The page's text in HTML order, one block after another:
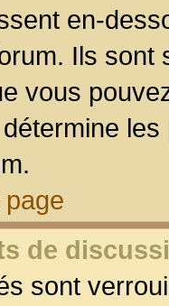
en-
Ils
vous
de
sont